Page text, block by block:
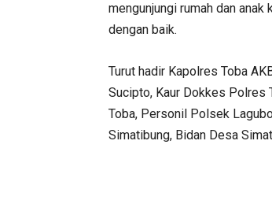
mengunjungi rumah dan
dengan baik.
Turut hadir Kapolres Toba
Sucipto, Kaur Dokkes Polres
Toba, Personil Polsek
Simatibung, Bidan Desa